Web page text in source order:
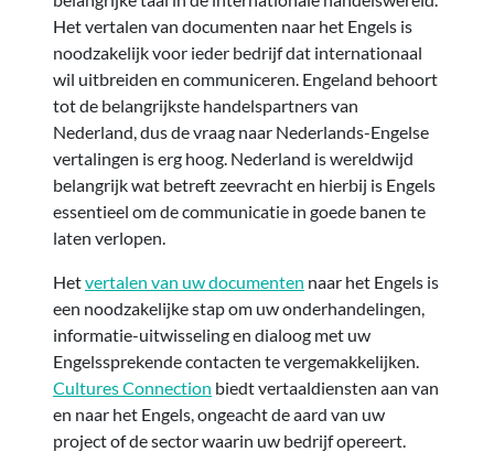
Het vertalen van documenten naar het Engels is
noodzakelijk voor ieder bedrijf dat internationaal
wil uitbreiden en communiceren. Engeland behoort
tot de belangrijkste handelspartners van
Nederland, dus de vraag naar Nederlands-Engelse
vertalingen is erg hoog. Nederland is wereldwijd
belangrijk wat betreft zeevracht en hierbij is Engels
essentieel om de communicatie in goede banen te
laten verlopen.
Hetvertalen van uw documenten naar het Engels is
een noodzakelijke stap om uw onderhandelingen,
informatie-uitwisseling en dialoog met uw
Engelssprekende contacten te vergemakkelijken.
Cultures Connection biedt vertaaldiensten aan van
en naar het Engels, ongeacht de aard van uw
project of de sector waarin uw bedrijf opereert.